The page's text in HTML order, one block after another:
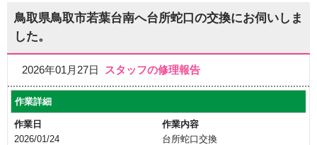
鳥取県鳥取市若葉台南へ台所蛇口の交換にお伺いしま
した。
2026年01月27日 スタッフの修理報告
作業詳細
作業日
2026/01/24
作業内容
台所蛇口交換